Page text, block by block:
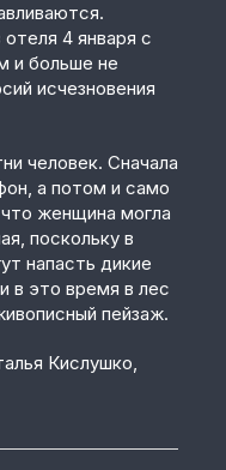
4 января с
и больше не
исчезновения
человек. Сначала
а потом и само
женщина могла
поскольку в
напасть дикие
в это время в лес
пейзаж.
Кислушко,